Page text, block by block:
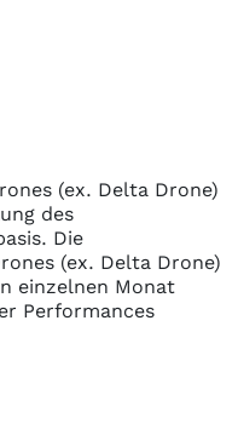
(ex. Delta Drone)
des
Die
(ex. Delta Drone)
einzelnen Monat
Performances